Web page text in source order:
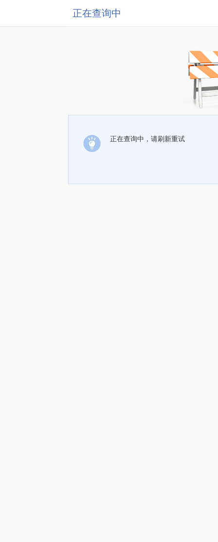
正在查询中
正在查询中，请刷新重试